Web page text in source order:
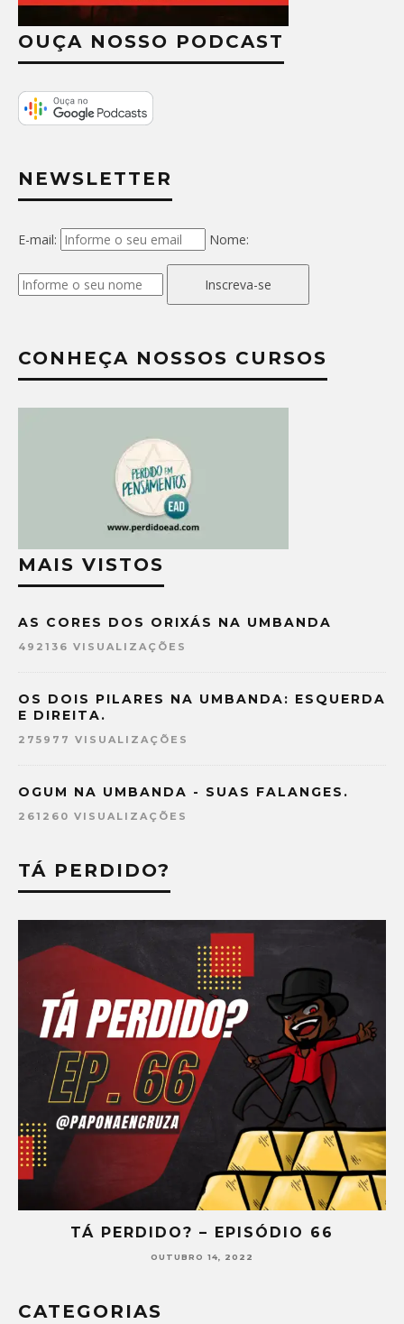
OUÇA NOSSO PODCAST
NEWSLETTER
E-mail: Nome:
Inscreva-se
CONHEÇA NOSSOS CURSOS
MAIS VISTOS
AS CORES DOS ORIXÁS NA UMBANDA
492136 VISUALIZAÇÕES
OS DOIS PILARES NA UMBANDA: ESQUERDA
E DIREITA.
275977 VISUALIZAÇÕES
OGUM NA UMBANDA - SUAS FALANGES.
261260 VISUALIZAÇÕES
TÁ PERDIDO?
PERDIDO? – EPISÓDIO 66
OUTUBRO 14, 2022
CATEGORIAS